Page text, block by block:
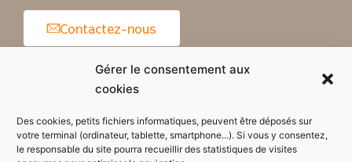
Gérer le consentement aux
cookies
Des cookies, petits fichiers informatiques, peuvent être déposés sur
votre terminal (ordinateur, tablette, smartphone...). Si vous y consentez,
le responsable du site pourra recueillir des statistiques de visites
Contactez-nous
Horaires d'ouverture de la mairie